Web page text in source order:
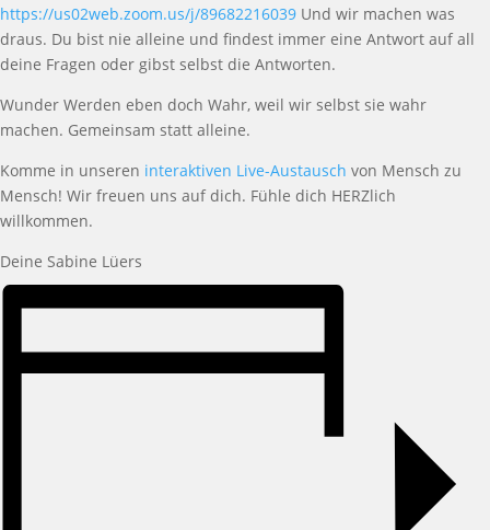
https://us02web.zoom.us/j/89682216039 Und wir machen was
draus. Du bist nie alleine und findest immer eine Antwort auf all
deine Fragen oder gibst selbst die Antworten.
Wunder Werden eben doch Wahr, weil wir selbst sie wahr
machen. Gemeinsam statt alleine.
Komme in unseren interaktiven Live-Austausch von Mensch zu
Mensch! Wir freuen uns auf dich. Fühle dich HERZlich
willkommen.
Deine Sabine Lüers